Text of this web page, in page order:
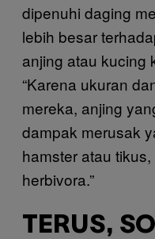
dipenuhi daging
lebih besar
anjing atau kucing
“Karena ukuran
mereka, anjing
dampak merusak
hamster atau
herbivora.”
TERUS,